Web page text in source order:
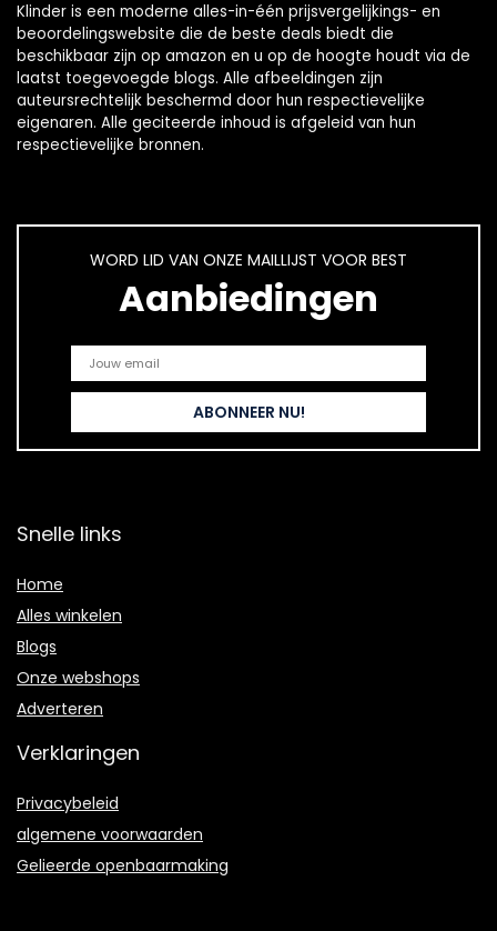
Klinder is een moderne alles-in-één prijsvergelijkings- en
beoordelingswebsite die de beste deals biedt die
beschikbaar zijn op amazon en u op de hoogte houdt via de
laatst toegevoegde blogs. Alle afbeeldingen zijn
auteursrechtelijk beschermd door hun respectievelijke
eigenaren. Alle geciteerde inhoud is afgeleid van hun
respectievelijke bronnen.
WORD LID VAN ONZE MAILLIJST VOOR BEST
Aanbiedingen
Snelle links
Home
Alles winkelen
Blogs
Onze webshops
Adverteren
Verklaringen
Privacybeleid
algemene voorwaarden
Gelieerde openbaarmaking